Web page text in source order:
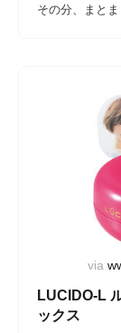
その分、まと
via
LUCIDO-L
ックス